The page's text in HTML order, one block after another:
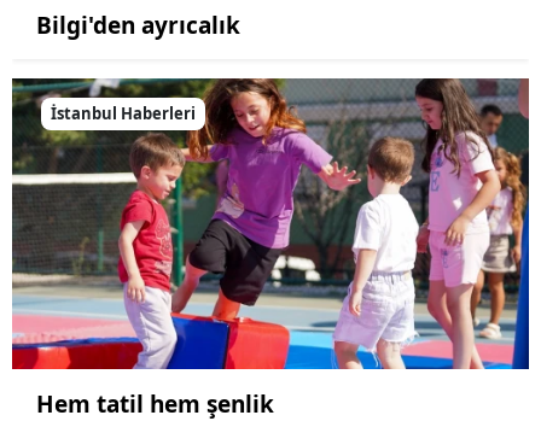
Bilgi'den ayrıcalık
İstanbul Haberleri
Hem tatil hem şenlik